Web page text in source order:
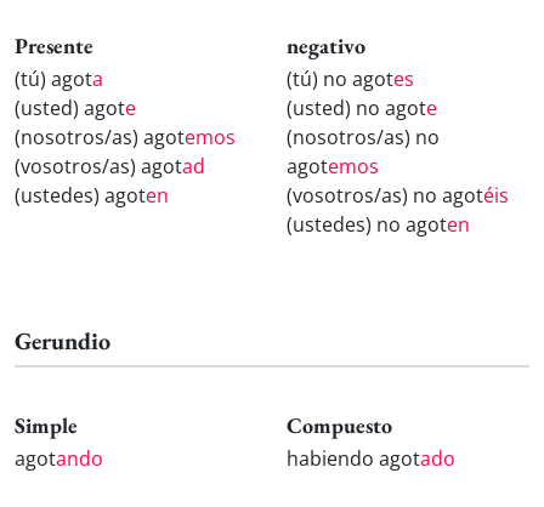
Presente
(tú) agota
(usted) agote
(nosotros/as) agotemos
(vosotros/as) agotad
(ustedes) agoten
negativo
(tú) no agotes
(usted) no agote
(nosotros/as) no
agotemos
(vosotros/as) no agotéis
(ustedes) no agoten
Gerundio
Simple
agotando
Compuesto
habiendo agotado